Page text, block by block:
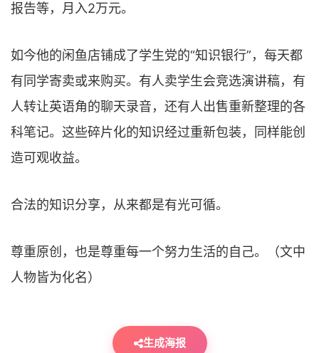
报告等，月入2万元。
如今他的闲鱼店铺成了学生党的“知识银行”，每天都
有同学寄卖或来购买。有人卖学生会竞选演讲稿，有
人转让英语角的聊天录音，还有人出售重新整理的各
科笔记。这些碎片化的知识经过重新包装，同样能创
造可观收益。
合法的知识分享，从来都是有光可循。
尊重原创，也是尊重每一个努力生活的自己。（文中
人物皆为化名）
生成海报